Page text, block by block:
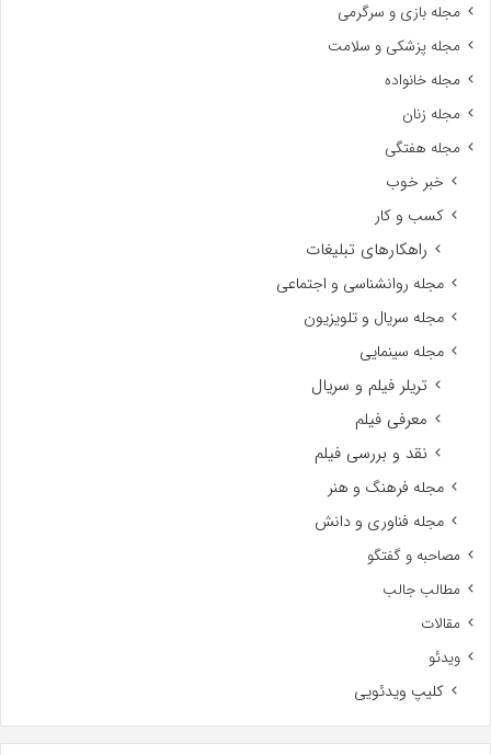
مجله بازی و سرگرمی
مجله پزشکی و سلامت
مجله خانواده
مجله زنان
مجله هفتگی
خبر خوب
کسب و کار
راهکارهای تبلیغات
مجله روانشناسی و اجتماعی
مجله سریال و تلویزیون
مجله سینمایی
تریلر فیلم و سریال
معرفی فیلم
نقد و بررسی فیلم
مجله فرهنگ و هنر
مجله فناوری و دانش
مصاحبه و گفتگو
مطالب جالب
مقالات
ویدئو
کلیپ ویدئویی